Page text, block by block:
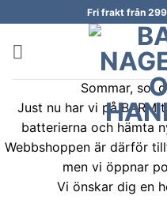
to
content
Fri frakt från
Sommar, sol
Just nu har vi på BARM
batterierna och hämta
Webbshoppen är därför
men vi öppnar
Vi önskar dig en